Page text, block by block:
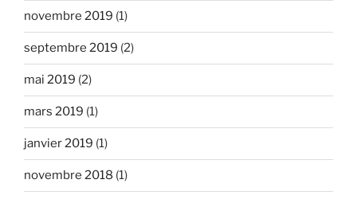
novembre 2019 (1)
septembre 2019 (2)
mai 2019 (2)
mars 2019 (1)
janvier 2019 (1)
novembre 2018 (1)